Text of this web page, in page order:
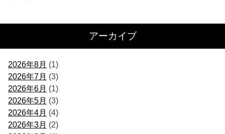
アーカイブ
2026年8月 (1)
2026年7月 (3)
2026年6月 (1)
2026年5月 (3)
2026年4月 (4)
2026年3月 (2)